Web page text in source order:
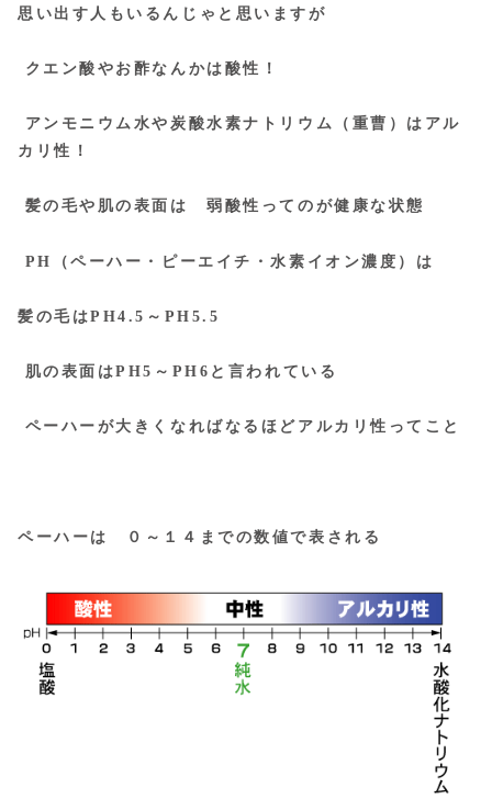
思い出す人もいるんじゃと思いますが
クエン酸やお酢なんかは酸性！
アンモニウム水や炭酸水素ナトリウム（重曹）はアル
カリ性！
髪の毛や肌の表面は 弱酸性ってのが健康な状態
PH（ペーハー・ピーエイチ・水素イオン濃度）は
髪の毛はPH4.5～PH5.5
肌の表面はPH5～PH6と言われている
ペーハーが大きくなればなるほどアルカリ性ってこと
ペーハーは ０～１４までの数値で表される